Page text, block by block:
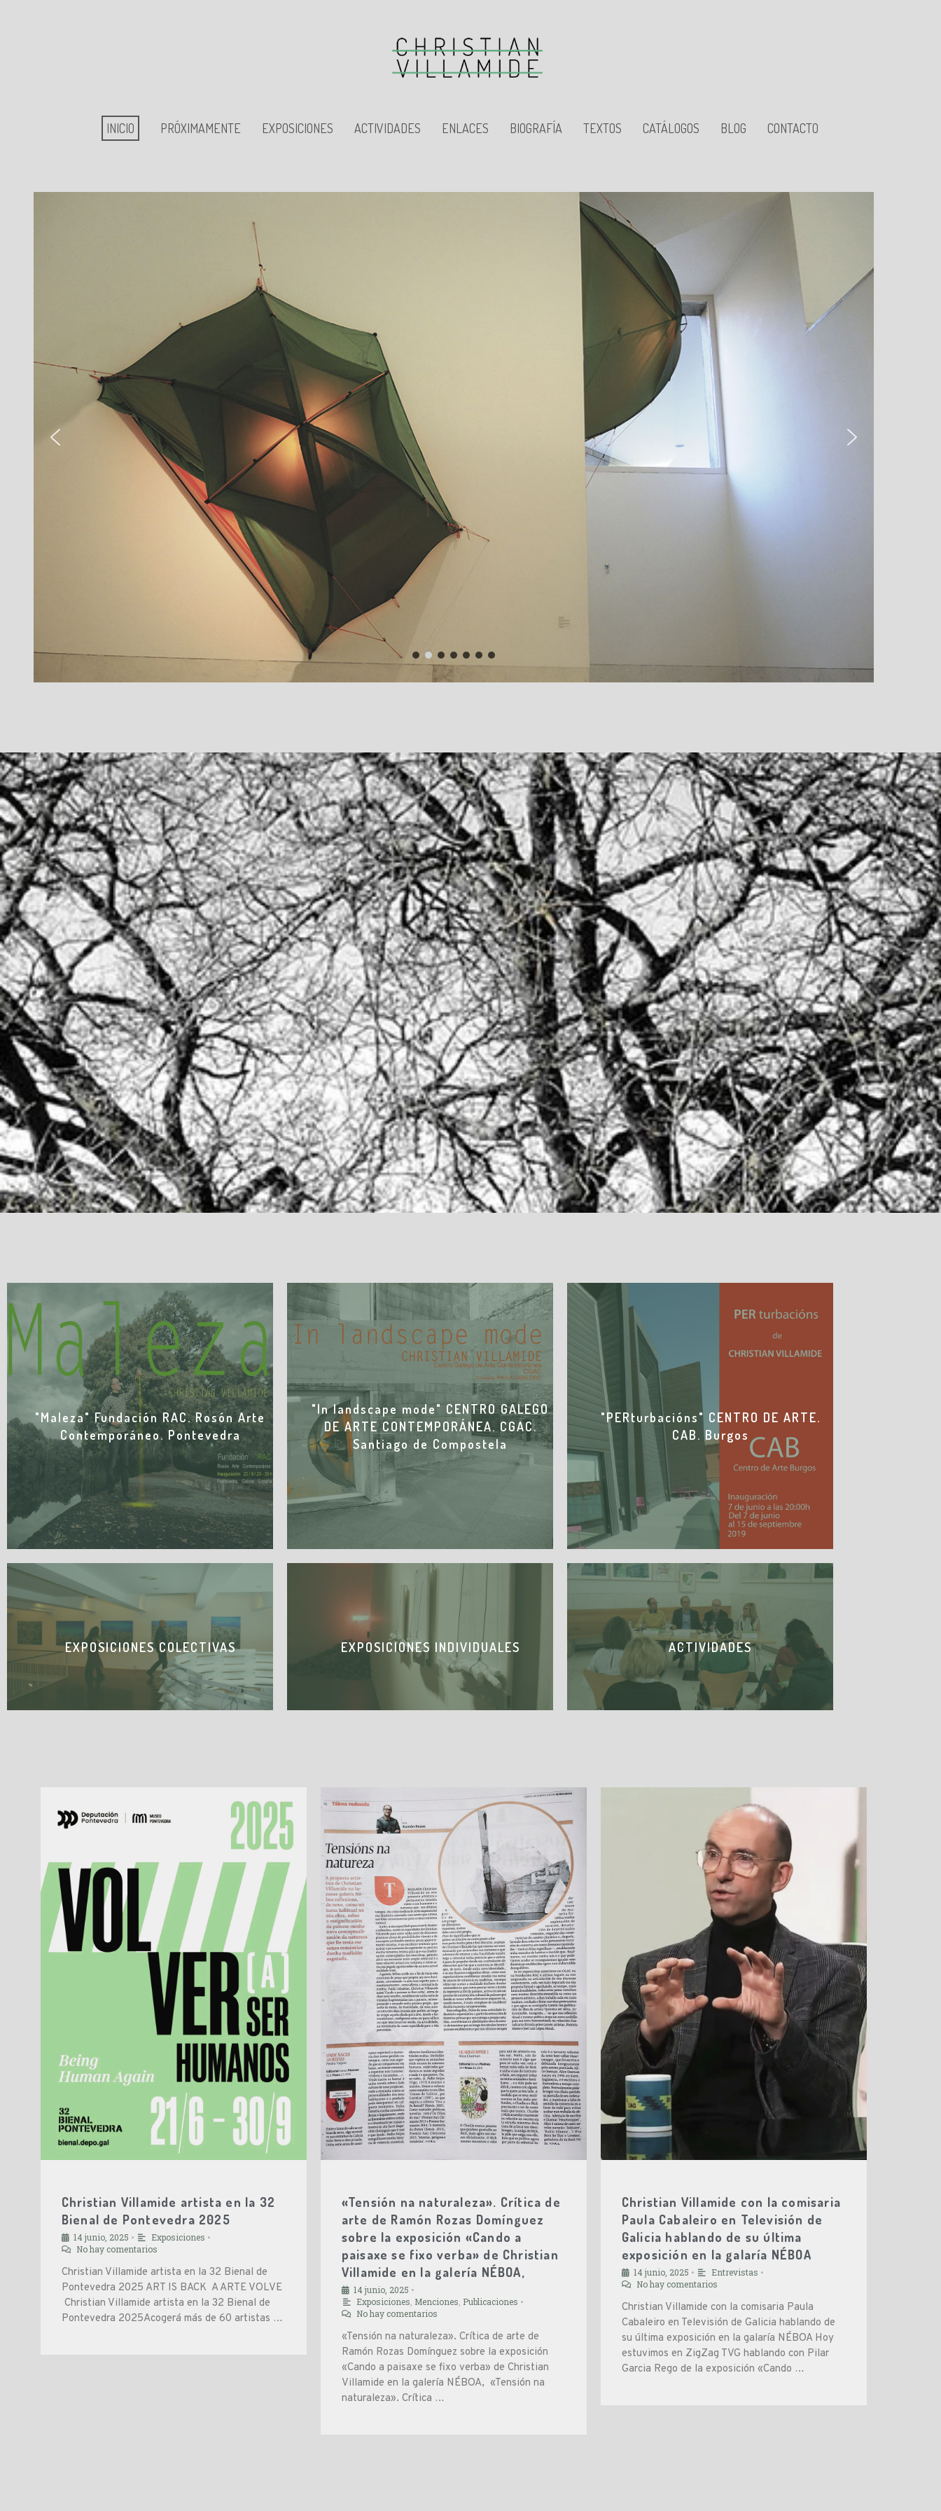
INICIO PRÓXIMAMENTE EXPOSICIONES ACTIVIDADES ENLACES BIOGRAFÍA TEXTOS CATÁLOGOS BLOG CONTACTO
"Maleza" Fundación RAC. Rosón Arte
Contemporáneo. Pontevedra
"In landscape mode" CENTRO GALEGO
DE ARTE CONTEMPORÁNEA. CGAC.
Santiago de Compostela
"PERturbacións" CENTRO DE ARTE.
CAB. Burgos
EXPOSICIONES COLECTIVAS EXPOSICIONES INDIVIDUALES ACTIVIDADES
Christian Villamide artista en la 32
Bienal de Pontevedra 2025
14 junio, 2025 • Exposiciones •
No hay comentarios
Christian Villamide artista en la 32 Bienal de
Pontevedra 2025 ART IS BACK A ARTE VOLVE
Christian Villamide artista en la 32 Bienal de
Pontevedra 2025Acogerá más de 60 artistas …
«Tensión na naturaleza». Crítica de
arte de Ramón Rozas Domínguez
sobre la exposición «Cando a
paisaxe se fixo verba» de Christian
Villamide en la galería NÉBOA,
14 junio, 2025 •
Exposiciones, Menciones, Publicaciones •
No hay comentarios
«Tensión na naturaleza». Crítica de arte de
Ramón Rozas Domínguez sobre la exposición
«Cando a paisaxe se fixo verba» de Christian
Villamide en la galería NÉBOA, «Tensión na
naturaleza». Crítica …
Christian Villamide con la comisaria
Paula Cabaleiro en Televisión de
Galicia hablando de su última
exposición en la galaría NÉBOA
14 junio, 2025 • Entrevistas •
No hay comentarios
Christian Villamide con la comisaria Paula
Cabaleiro en Televisión de Galicia hablando de
su última exposición en la galaría NÉBOA Hoy
estuvimos en ZigZag TVG hablando con Pilar
Garcia Rego de la exposición «Cando …